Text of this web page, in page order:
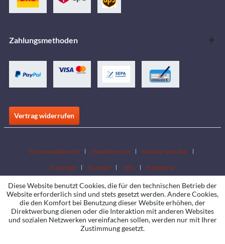
Zahlungsmethoden
Vertrag widerrufen
Downloadbereich Händlersuche
Händler werden
Kataloge
Kontakt Jobs Standorte
Diese Website benutzt Cookies, die für den technischen Betrieb der
Website erforderlich sind und stets gesetzt werden. Andere Cookies,
die den Komfort bei Benutzung dieser Website erhöhen, der
Direktwerbung dienen oder die Interaktion mit anderen Websites
und sozialen Netzwerken vereinfachen sollen, werden nur mit Ihrer
Zustimmung gesetzt.